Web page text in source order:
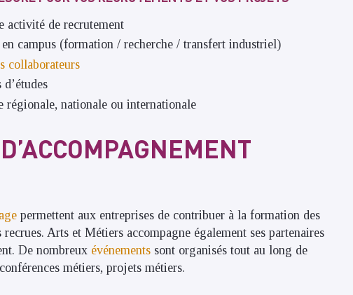
activité de recrutement
campus (formation / recherche / transfert industriel)
collaborateurs
régionale, nationale ou internationale
permettent aux entreprises de contribuer à la formation des
Arts et Métiers accompagne également ses partenaires
De nombreux événements sont organisés tout au long de
métiers, projets métiers.